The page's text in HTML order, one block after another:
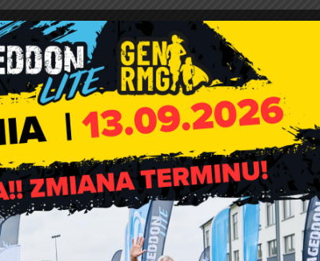
Informacje Gminnego Ośrodka
Zdrowia